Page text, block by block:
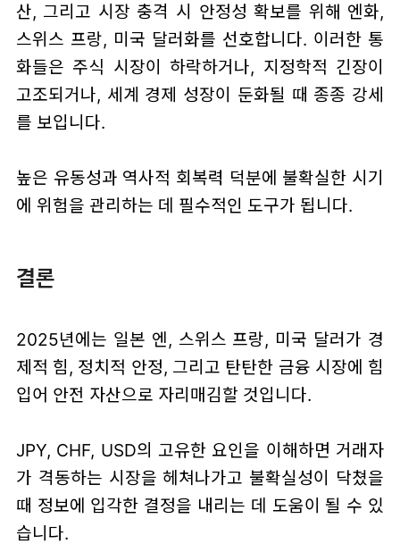
산, 그리고 시장 충격 시 안정성 확보를 위해 엔화,
스위스 프랑, 미국 달러화를 선호합니다. 이러한 통
화들은 주식 시장이 하락하거나, 지정학적 긴장이
고조되거나, 세계 경제 성장이 둔화될 때 종종 강세
를 보입니다.
높은 유동성과 역사적 회복력 덕분에 불확실한 시기
에 위험을 관리하는 데 필수적인 도구가 됩니다.
결론
2025년에는 일본 엔, 스위스 프랑, 미국 달러가 경
제적 힘, 정치적 안정, 그리고 탄탄한 금융 시장에 힘
입어 안전 자산으로 자리매김할 것입니다.
JPY, CHF, USD의 고유한 요인을 이해하면 거래자
가 격동하는 시장을 헤쳐나가고 불확실성이 닥쳤을
때 정보에 입각한 결정을 내리는 데 도움이 될 수 있
습니다.